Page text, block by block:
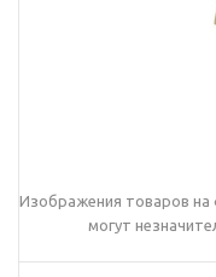
Изображения товаров на
могут